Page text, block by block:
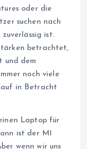
oder die
suchen nach
ist.
betrachtet,
und dem
noch viele
in Betracht
Laptop für
ist der M1
wenn wir uns